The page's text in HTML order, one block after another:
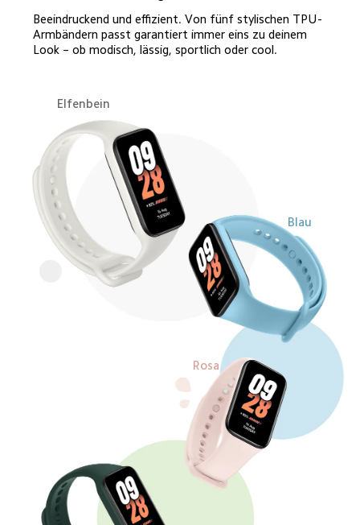
Beeindruckend und effizient. Von fünf stylischen TPU-
Armbändern passt garantiert immer eins zu deinem
Look – ob modisch, lässig, sportlich oder cool.
Elfenbein
Blau
Rosa